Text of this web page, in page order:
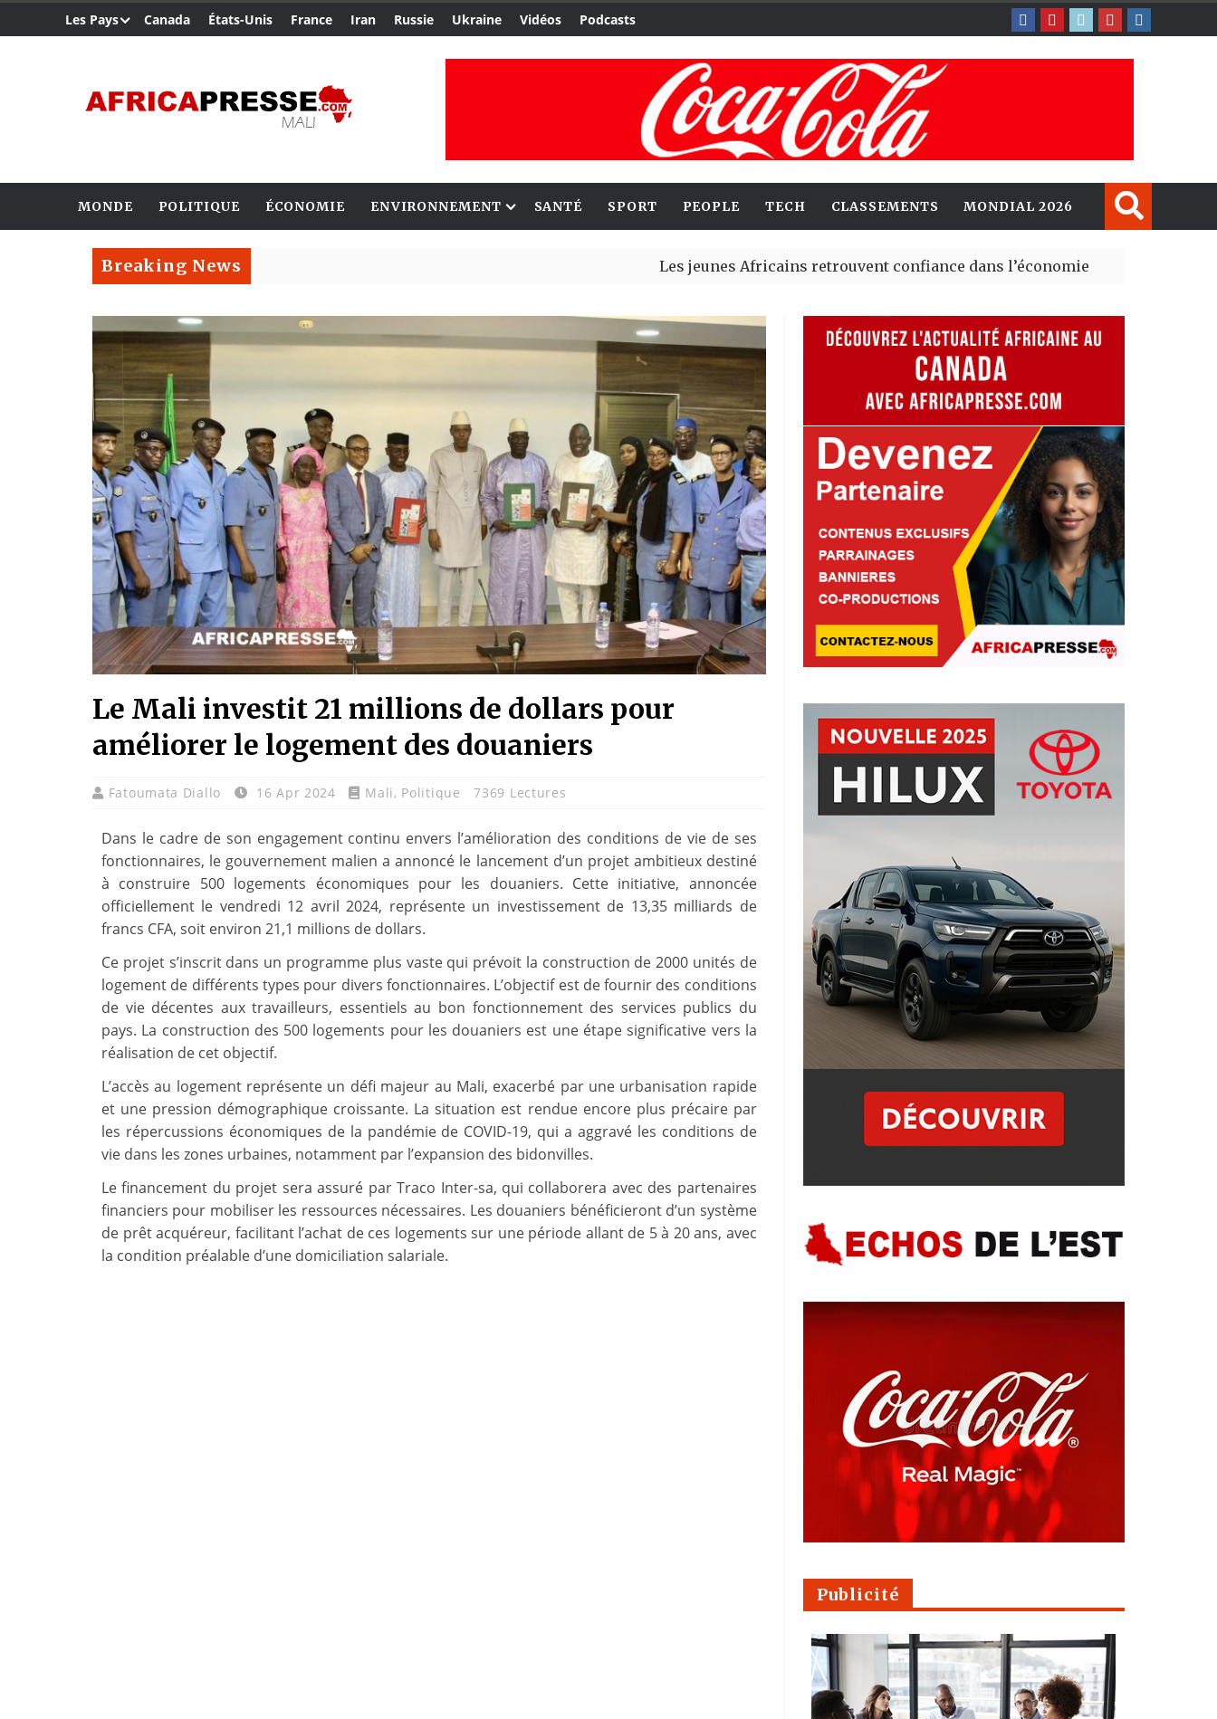
Les Pays Canada États-Unis France Iran Russie Ukraine Vidéos Podcasts
MONDE POLITIQUE ÉCONOMIE ENVIRONNEMENT SANTÉ SPORT PEOPLE TECH CLASSEMENTS MONDIAL 2026
Breaking News Les jeunes Africains retrouvent confiance dans l’économie, mais trois grands
Le Mali investit 21 millions de dollars pour
améliorer le logement des douaniers
Fatoumata Diallo 16 Apr 2024 Mali, Politique 7369 Lectures
Dans le cadre de son engagement continu envers l’amélioration des conditions de vie de ses
fonctionnaires, le gouvernement malien a annoncé le lancement d’un projet ambitieux destiné
à construire 500 logements économiques pour les douaniers. Cette initiative, annoncée
officiellement le vendredi 12 avril 2024, représente un investissement de 13,35 milliards de
francs CFA, soit environ 21,1 millions de dollars.
Ce projet s’inscrit dans un programme plus vaste qui prévoit la construction de 2000 unités de
logement de différents types pour divers fonctionnaires. L’objectif est de fournir des conditions
de vie décentes aux travailleurs, essentiels au bon fonctionnement des services publics du
pays. La construction des 500 logements pour les douaniers est une étape significative vers la
réalisation de cet objectif.
L’accès au logement représente un défi majeur au Mali, exacerbé par une urbanisation rapide
et une pression démographique croissante. La situation est rendue encore plus précaire par
les répercussions économiques de la pandémie de COVID-19, qui a aggravé les conditions de
vie dans les zones urbaines, notamment par l’expansion des bidonvilles.
Le financement du projet sera assuré par Traco Inter-sa, qui collaborera avec des partenaires
financiers pour mobiliser les ressources nécessaires. Les douaniers bénéficieront d’un système
de prêt acquéreur, facilitant l’achat de ces logements sur une période allant de 5 à 20 ans, avec
la condition préalable d’une domiciliation salariale.
Publicité